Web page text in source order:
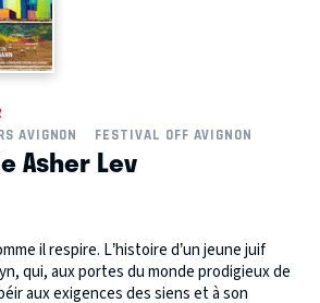
AVIGNON
FESTIVAL OFF AVIGNON
Asher Lev
il respire. L’histoire d’un jeune juif
qui, aux portes du monde prodigieux de
aux exigences des siens et à son